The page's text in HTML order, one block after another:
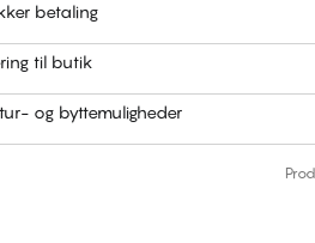
betaling
til butik
og byttemuligheder